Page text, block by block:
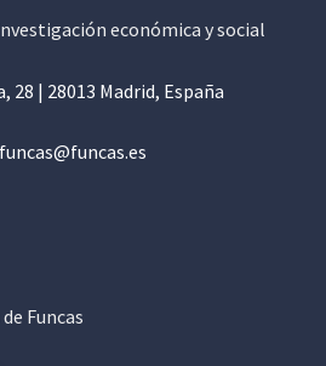
económica y social
28 | 28013 Madrid, España
funcas@funcas.es
Funcas